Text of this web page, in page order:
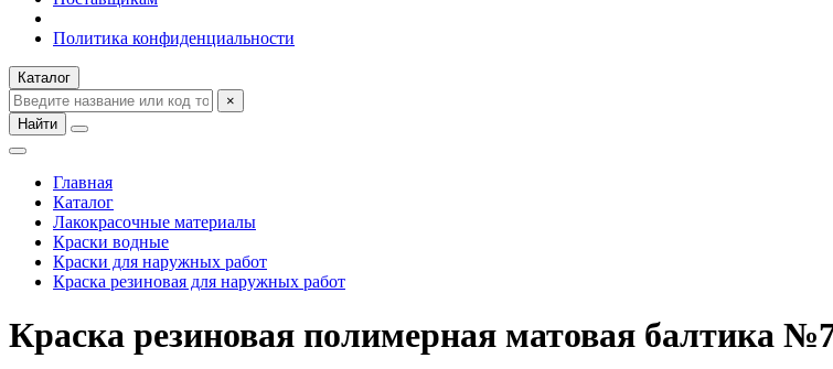
Политика конфиденциальности
Каталог
×
Найти
Главная
Каталог
Лакокрасочные материалы
Краски водные
Краски для наружных работ
Краска резиновая для наружных работ
Краска резиновая полимерная матовая балтика